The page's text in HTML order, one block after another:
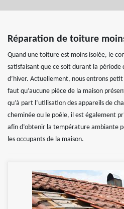
Réparation de toiture
Quand une toiture est moins isolée, le
satisfaisant que ce soit durant la période
d’hiver. Actuellement, nous entrons
faut qu’aucune pièce de la maison
qu’à part l’utilisation des appareils de
cheminée ou le poêle, il est également
afin d’obtenir la température ambiante
les occupants de la maison.